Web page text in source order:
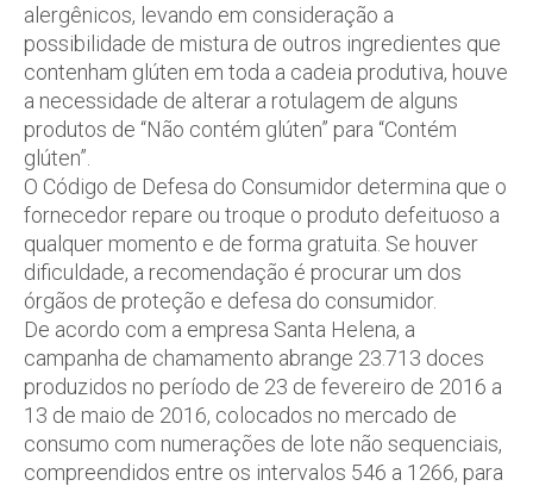
alergênicos, levando em consideração a
possibilidade de mistura de outros ingredientes que
contenham glúten em toda a cadeia produtiva, houve
a necessidade de alterar a rotulagem de alguns
produtos de “Não contém glúten” para “Contém
glúten”.
O Código de Defesa do Consumidor determina que o
fornecedor repare ou troque o produto defeituoso a
qualquer momento e de forma gratuita. Se houver
dificuldade, a recomendação é procurar um dos
órgãos de proteção e defesa do consumidor.
De acordo com a empresa Santa Helena, a
campanha de chamamento abrange 23.713 doces
produzidos no período de 23 de fevereiro de 2016 a
13 de maio de 2016, colocados no mercado de
consumo com numerações de lote não sequenciais,
compreendidos entre os intervalos 546 a 1266, para